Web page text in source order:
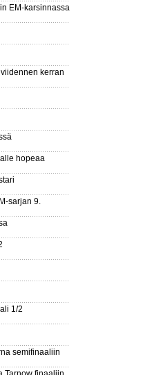
EM-karsinnassa
kerran
hopeaa
sarjan 9.
1/2
semifinaaliin